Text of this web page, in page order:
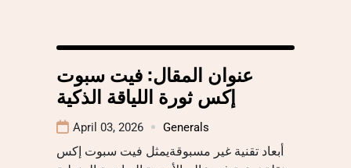
عنوان المقال: فيت سبوت
إكس ثورة اللياقة الذكية
April 03, 2026 Generals
أبعاد تقنية غير مسبوقةيمثل فيت سبوت إكس